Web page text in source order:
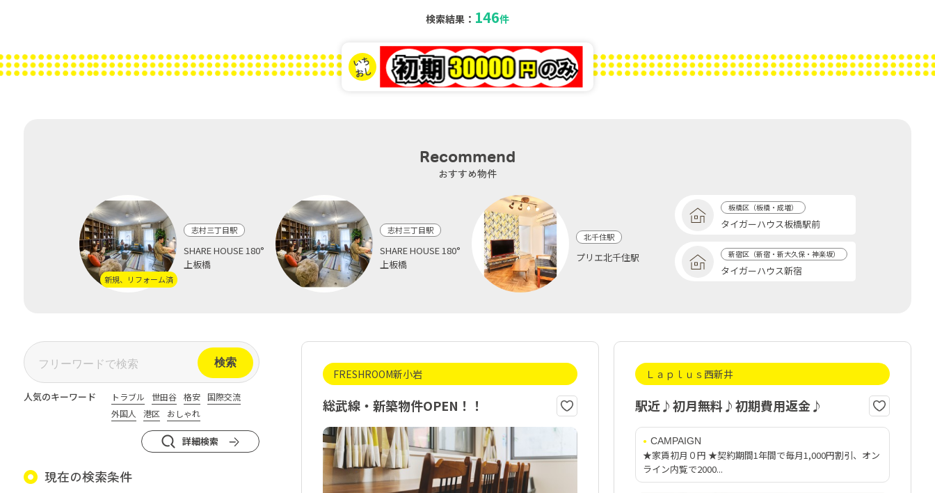
検索結果： 146件
Recommend
おすすめ物件
新規、リフォーム済
志村三丁目駅
SHARE HOUSE 180°
上板橋
志村三丁目駅
SHARE HOUSE 180°
上板橋
北千住駅
プリエ北千住駅
板橋区（板橋・成増）
タイガーハウス板橋駅前
新宿区（新宿・新大久保・神楽坂）
タイガーハウス新宿
人気のキーワード トラブル 世田谷 格安
国際交流
外国人
港区 おしゃれ
詳細検索
現在の検索条件
FRESHROOM新小岩
総武線・新築物件OPEN！！
Ｌａｐｌｕｓ西新井
駅近♪初月無料♪初期費用返金♪
CAMPAIGN
★家賃初月０円 ★契約期間1年間で毎月1,000円割引、オン
ライン内覧で2000...